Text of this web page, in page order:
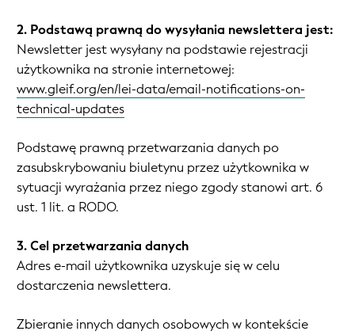
2. Podstawą prawną do wysyłania newslettera jest:
Newsletter jest wysyłany na podstawie rejestracji
użytkownika na stronie internetowej:
www.gleif.org/en/lei-data/email-notifications-on-
technical-updates
Podstawę prawną przetwarzania danych po
zasubskrybowaniu biuletynu przez użytkownika w
sytuacji wyrażania przez niego zgody stanowi art. 6
ust. 1 lit. a RODO.
3. Cel przetwarzania danych
Adres e-mail użytkownika uzyskuje się w celu
dostarczenia newslettera.
Zbieranie innych danych osobowych w kontekście